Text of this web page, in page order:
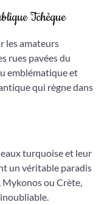
Tchèque
les amateurs
rues pavées du
emblématique et
qui règne dans
turquoise et leur
un véritable paradis
Mykonos ou Crète,